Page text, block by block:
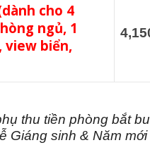
cho 4
ngủ, 1
view biển,
thu tiền phòng bắt
Giáng sinh & Năm